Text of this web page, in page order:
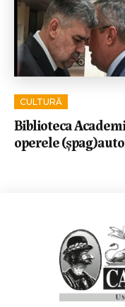
CULTURĂ
Biblioteca
operele